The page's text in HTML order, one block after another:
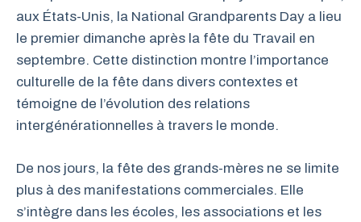
aux États-Unis, la National Grandparents Day a lieu
le premier dimanche après la fête du Travail en
septembre. Cette distinction montre l’importance
culturelle de la fête dans divers contextes et
témoigne de l’évolution des relations
intergénérationnelles à travers le monde.
De nos jours, la fête des grands-mères ne se limite
plus à des manifestations commerciales. Elle
s’intègre dans les écoles, les associations et les